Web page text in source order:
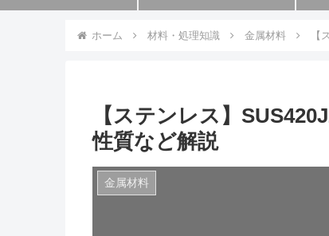
ホーム 材料・処理知識 金属材料 【
【ステンレス】
性質など解説
金属材料